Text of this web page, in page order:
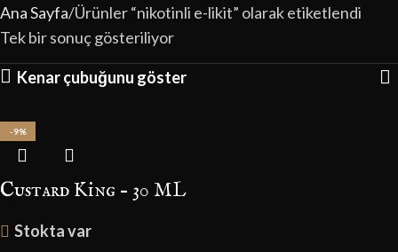
Ana Sayfa Ürünler “nikotinli e-likit” olarak etiketlendi
Tek bir sonuç gösteriliyor
Kenar çubuğunu göster
-9%
Custard King – 30 ML
Stokta var